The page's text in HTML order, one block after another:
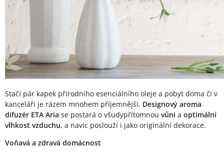
Stačí pár kapek přírodního esenciálního oleje a pobyt doma či v
kanceláři je rázem mnohem příjemnější. Designový aroma
difuzér ETA Aria se postará o všudypřítomnou vůni a optimální
vlhkost vzduchu, a navíc poslouží i jako originální dekorace.
Voňavá a zdravá domácnost